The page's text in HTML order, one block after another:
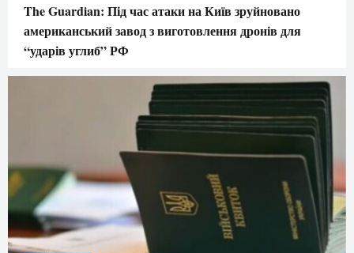
The Guardian: Під час атаки на Київ зруйновано
американський завод з виготовлення дронів для
“ударів углиб” РФ